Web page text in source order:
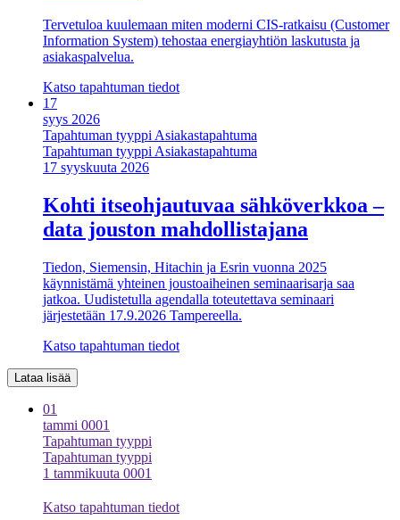
Tervetuloa kuulemaan miten moderni CIS-ratkaisu (Customer
Information System) tehostaa energiayhtiön laskutusta ja
asiakaspalvelua.
Katso tapahtuman tiedot
17
syys 2026
Tapahtuman tyyppi Asiakastapahtuma
Tapahtuman tyyppi Asiakastapahtuma
17 syyskuuta 2026
Kohti itseohjautuvaa sähköverkkoa –
data jouston mahdollistajana
Tiedon, Siemensin, Hitachin ja Esrin vuonna 2025
käynnistämä yhteinen joustoaiheinen seminaarisarja saa
jatkoa. Uudistetulla agendalla toteutettava seminaari
järjestetään 17.9.2026 Tampereella.
Katso tapahtuman tiedot
Lataa lisää
01
tammi 0001
Tapahtuman tyyppi
Tapahtuman tyyppi
1 tammikuuta 0001
Katso tapahtuman tiedot